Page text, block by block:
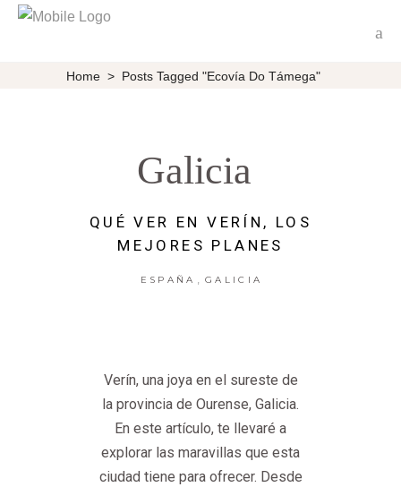
Home > Posts Tagged "Ecovía Do Támega"
Galicia
QUÉ VER EN VERÍN, LOS
MEJORES PLANES
ESPAÑA , GALICIA
Verín, una joya en el sureste de
la provincia de Ourense, Galicia.
En este artículo, te llevaré a
explorar las maravillas que esta
ciudad tiene para ofrecer. Desde